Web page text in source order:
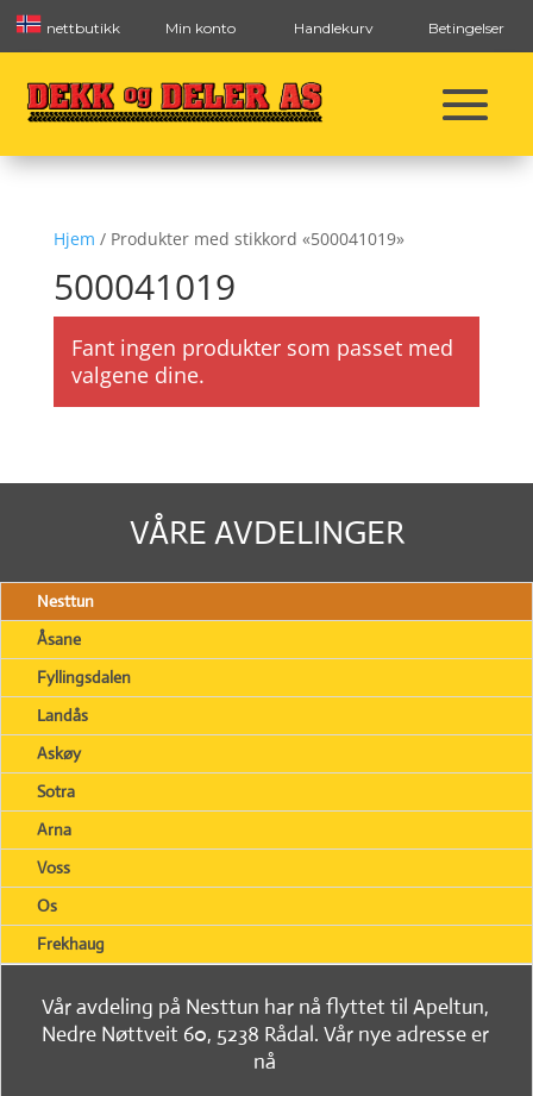
nettbutikk Min konto Handlekurv Betingelser
Hjem / Produkter med stikkord «500041019»
500041019
Fant ingen produkter som passet med
valgene dine.
VÅRE AVDELINGER
Nesttun
Åsane
Fyllingsdalen
Landås
Askøy
Sotra
Arna
Voss
Os
Frekhaug
Vår avdeling på Nesttun har nå flyttet til Apeltun,
Nedre Nøttveit 60, 5238 Rådal. Vår nye adresse er
nå